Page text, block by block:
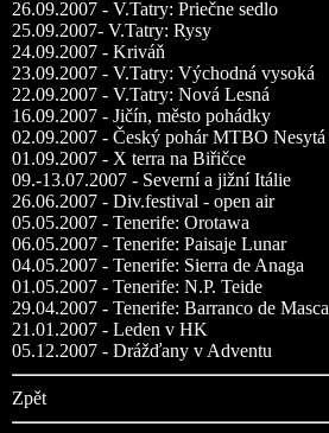
26.09.2007 - V.Tatry: Priečne sedlo
25.09.2007- V.Tatry: Rysy
24.09.2007 - Kriváň
23.09.2007 - V.Tatry: Východná vysoká
22.09.2007 - V.Tatry: Nová Lesná
16.09.2007 - Jičín, město pohádky
02.09.2007 - Český pohár MTBO Nesytá
01.09.2007 - X terra na Biřičce
09.-13.07.2007 - Severní a jižní Itálie
26.06.2007 - Div.festival - open air
05.05.2007 - Tenerife: Orotawa
06.05.2007 - Tenerife: Paisaje Lunar
04.05.2007 - Tenerife: Sierra de Anaga
01.05.2007 - Tenerife: N.P. Teide
29.04.2007 - Tenerife: Barranco de Masca
21.01.2007 - Leden v HK
05.12.2007 - Drážďany v Adventu
Zpět